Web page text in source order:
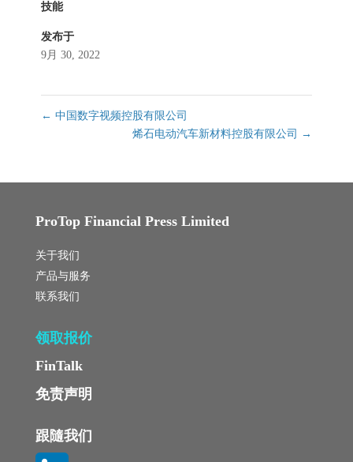
技能
发布于
9月 30, 2022
← 中国数字视频控股有限公司
烯石电动汽车新材料控股有限公司
→
ProTop Financial Press Limited
关于我们
产品与服务
联系我们
领取报价
FinTalk
免责声明
跟隨我们